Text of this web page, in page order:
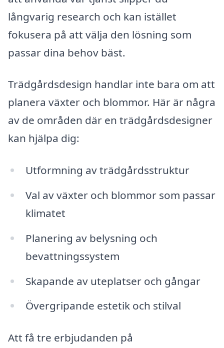
långvarig research och kan istället
fokusera på att välja den lösning som
passar dina behov bäst.
Trädgårdsdesign handlar inte bara om att
planera växter och blommor. Här är några
av de områden där en trädgårdsdesigner
kan hjälpa dig:
Utformning av trädgårdsstruktur
Val av växter och blommor som passar
klimatet
Planering av belysning och
bevattningssystem
Skapande av uteplatser och gångar
Övergripande estetik och stilval
Att få tre erbjudanden på